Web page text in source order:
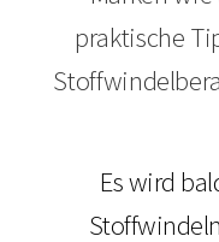
MEINE PARTNER
praktische
Es wird